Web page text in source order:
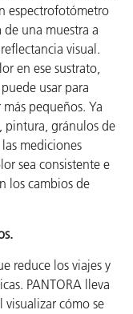
espectrofotómetro
una muestra a
visual.
en ese sustrato,
usar para
pequeños. Ya
pintura, gránulos de
mediciones
sea consistente e
los cambios de
reduce los viajes y
PANTORA lleva
cómo se